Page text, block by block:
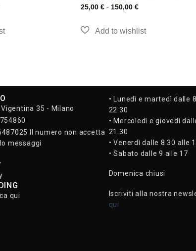
25,00 € - 150,00 €
35 - Milano
Il numero non accetta
messaggi
qui
• Lunedì e martedì dalle
22.30
• Mercoledì e giovedì
21.30
• Venerdì dalle 8.30 alle
• Sabato dalle 9 alle 17
Domenica chiusi
Iscriviti alla nostra
qui